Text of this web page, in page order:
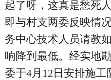
起了呀，这真是愁死
即与村支两委反映情
务中心技术人员请教
响降到最低。经实地
委于4月12日安排施